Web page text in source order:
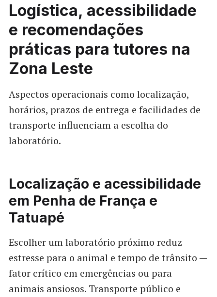
Logística, acessibilidade
e recomendações
práticas para tutores na
Zona Leste
Aspectos operacionais como localização,
horários, prazos de entrega e facilidades de
transporte influenciam a escolha do
laboratório.
Localização e acessibilidade
em Penha de França e
Tatuapé
Escolher um laboratório próximo reduz
estresse para o animal e tempo de trânsito —
fator crítico em emergências ou para
animais ansiosos. Transporte público e